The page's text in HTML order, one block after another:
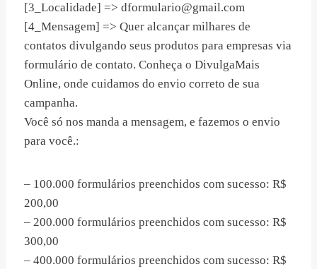
[3_Localidade] => dformulario@gmail.com
[4_Mensagem] => Quer alcançar milhares de
contatos divulgando seus produtos para empresas via
formulário de contato. Conheça o DivulgaMais
Online, onde cuidamos do envio correto de sua
campanha.
Você só nos manda a mensagem, e fazemos o envio
para você.:
– 100.000 formulários preenchidos com sucesso: R$
200,00
– 200.000 formulários preenchidos com sucesso: R$
300,00
– 400.000 formulários preenchidos com sucesso: R$